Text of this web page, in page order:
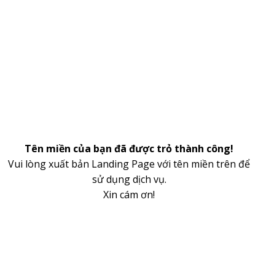
Tên miền của bạn đã được trỏ thành công!
Vui lòng xuất bản Landing Page với tên miền trên để
sử dụng dịch vụ.
Xin cám ơn!